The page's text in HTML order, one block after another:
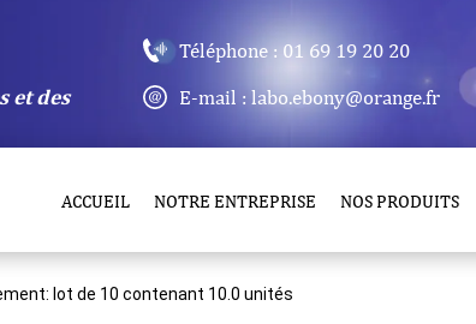
et des
Téléphone : 01 69 19 20 20
E-mail : labo.ebony@orange.fr
ACCUEIL NOTRE ENTREPRISE NOS PRODUITS
lot de 10 contenant 10.0 unités